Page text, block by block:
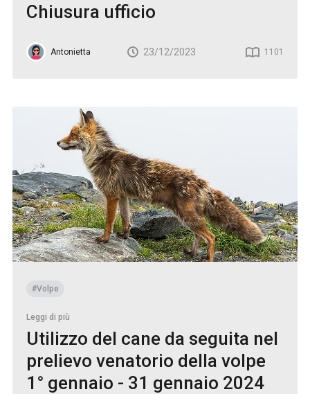
Chiusura ufficio
Antonietta 23/12/2023 1101
#Volpe
Leggi di più
Utilizzo del cane da seguita nel
prelievo venatorio della volpe
1° gennaio - 31 gennaio 2024